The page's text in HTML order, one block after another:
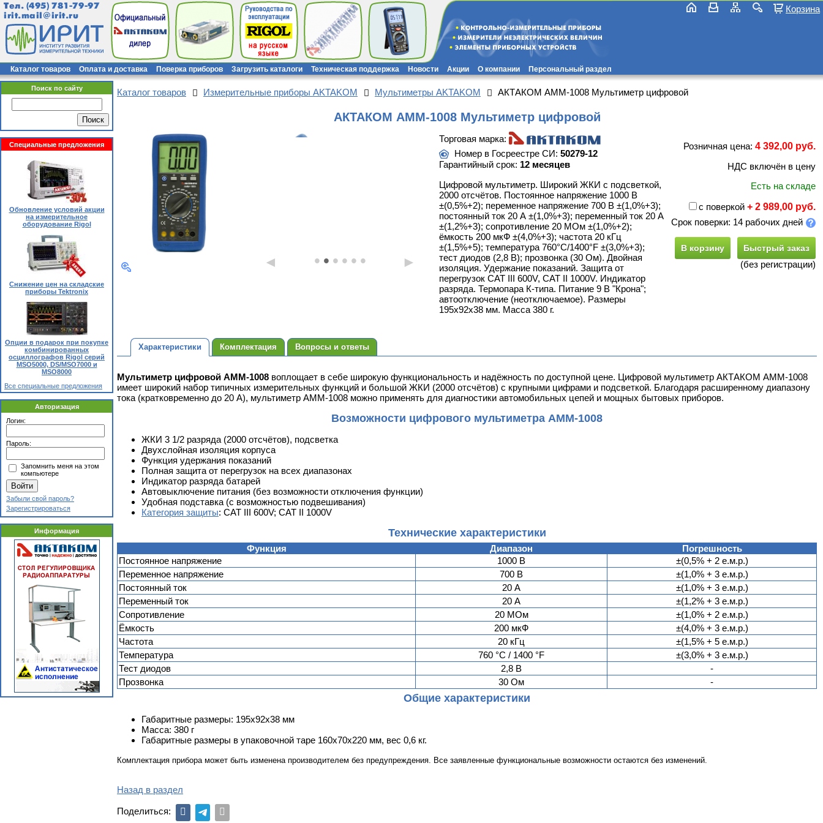
Тел. (495) 781-79-97
irit.mail@irit.ru
Корзина
Каталог товаров Оплата и доставка Поверка приборов Загрузить каталоги Техническая поддержка Новости Акции О компании Персональный раздел
Поиск по сайту
Специальные предложения
Обновление условий акции
на измерительное
оборудование Rigol
Снижение цен на складские
приборы Tektronix
Опции в подарок при покупке
комбинированных
осциллографов Rigol серий
MSO5000, DS/MSO7000 и
MSO8000
Все специальные предложения
Авторизация
Логин:
Пароль:
Запомнить меня на этом
компьютере
Забыли свой пароль?
Зарегистрироваться
Информация
Каталог товаров Измерительные приборы AKTAKOM Мультиметры AKTAKOM АКТАКОМ АММ-1008 Мультиметр цифровой
АКТАКОМ АММ-1008 Мультиметр цифровой
• • • • • •
◄ ►
Торговая марка:
Номер в Госреестре СИ: 50279-12
Гарантийный срок: 12 месяцев
Цифровой мультиметр. Широкий ЖКИ с подсветкой,
2000 отсчётов. Постоянное напряжение 1000 В
±(0,5%+2); переменное напряжение 700 В ±(1,0%+3);
постоянный ток 20 А ±(1,0%+3); переменный ток 20 А
±(1,2%+3); сопротивление 20 МОм ±(1,0%+2);
ёмкость 200 мкФ ±(4,0%+3); частота 20 кГц
±(1,5%+5); температура 760°C/1400°F ±(3,0%+3);
тест диодов (2,8 В); прозвонка (30 Ом). Двойная
изоляция. Удержание показаний. Защита от
перегрузок CAT III 600V, CAT II 1000V. Индикатор
разряда. Термопара К-типа. Питание 9 В "Крона";
автоотключение (неотключаемое). Размеры
195х92х38 мм. Масса 380 г.
Розничная цена: 4 392,00 руб.
НДС включён в цену
Есть на складе
с поверкой + 2 989,00 руб.
Срок поверки: 14 рабочих дней
В корзину Быстрый заказ
(без регистрации)
Характеристики Комплектация Вопросы и ответы
Мультиметр цифровой АММ-1008 воплощает в себе широкую функциональность и надёжность по доступной цене. Цифровой мультиметр АКТАКОМ АММ-1008
имеет широкий набор типичных измерительных функций и большой ЖКИ (2000 отсчётов) с крупными цифрами и подсветкой. Благодаря расширенному диапазону
тока (кратковременно до 20 А), мультиметр АММ-1008 можно применять для диагностики автомобильных цепей и мощных бытовых приборов.
Возможности цифрового мультиметра АММ-1008
ЖКИ 3 1/2 разряда (2000 отсчётов), подсветка
Двухслойная изоляция корпуса
Функция удержания показаний
Полная защита от перегрузок на всех диапазонах
Индикатор разряда батарей
Автовыключение питания (без возможности отключения функции)
Удобная подставка (с возможностью подвешивания)
Категория защиты: CAT III 600V; CAT II 1000V
Технические характеристики
Функция Диапазон
Погрешность
Постоянное напряжение
1000 В
±(0,5% + 2 е.м.р.)
Переменное напряжение
700 В
±(1,0% + 3 е.м.р.)
Постоянный ток
20 А
±(1,0% + 3 е.м.р.)
Переменный ток
20 А
±(1,2% + 3 е.м.р.)
Сопротивление
20 МОм
±(1,0% + 2 е.м.р.)
Ёмкость
200 мкФ
±(4,0% + 3 е.м.р.)
Частота
20 кГц
±(1,5% + 5 е.м.р.)
Температура
760 °C / 1400 °F
±(3,0% + 3 е.м.р.)
Тест диодов
2,8 В
-
Прозвонка
30 Ом -
Общие характеристики
Габаритные размеры: 195х92х38 мм
Масса: 380 г
Габаритные размеры в упаковочной таре 160х70х220 мм, вес 0,6 кг.
Комплектация прибора может быть изменена производителем без предупреждения. Все заявленные функциональные возможности остаются без изменений.
Назад в раздел
Поделиться: